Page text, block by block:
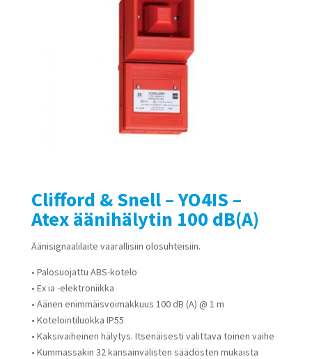
Clifford & Snell – YO4IS –
Atex äänihälytin 100 dB(A)
Äänisignaalilaite vaarallisiin olosuhteisiin.
• Palosuojattu ABS-kotelo
• Ex ia -elektroniikka
• Äänen enimmäisvoimakkuus 100 dB (A) @ 1 m
• Kotelointiluokka IP55
• Kaksivaiheinen hälytys. Itsenäisesti valittava toinen vaihe
• Kummassakin 32 kansainvälisten säädösten mukaista